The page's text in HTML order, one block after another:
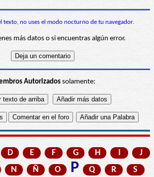
texto, no uses el modo nocturno de tu navegador.
más datos o si encuentras algún error.
Autorizadossolamente:
D E F G H I
J
N Ñ O P Q R
S